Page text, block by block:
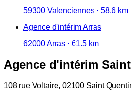
59300 Valenciennes · 58.6 km
Agence d'intérim Arras
62000 Arras · 61.5 km
Agence d'intérim
108 rue Voltaire, 02100 Saint